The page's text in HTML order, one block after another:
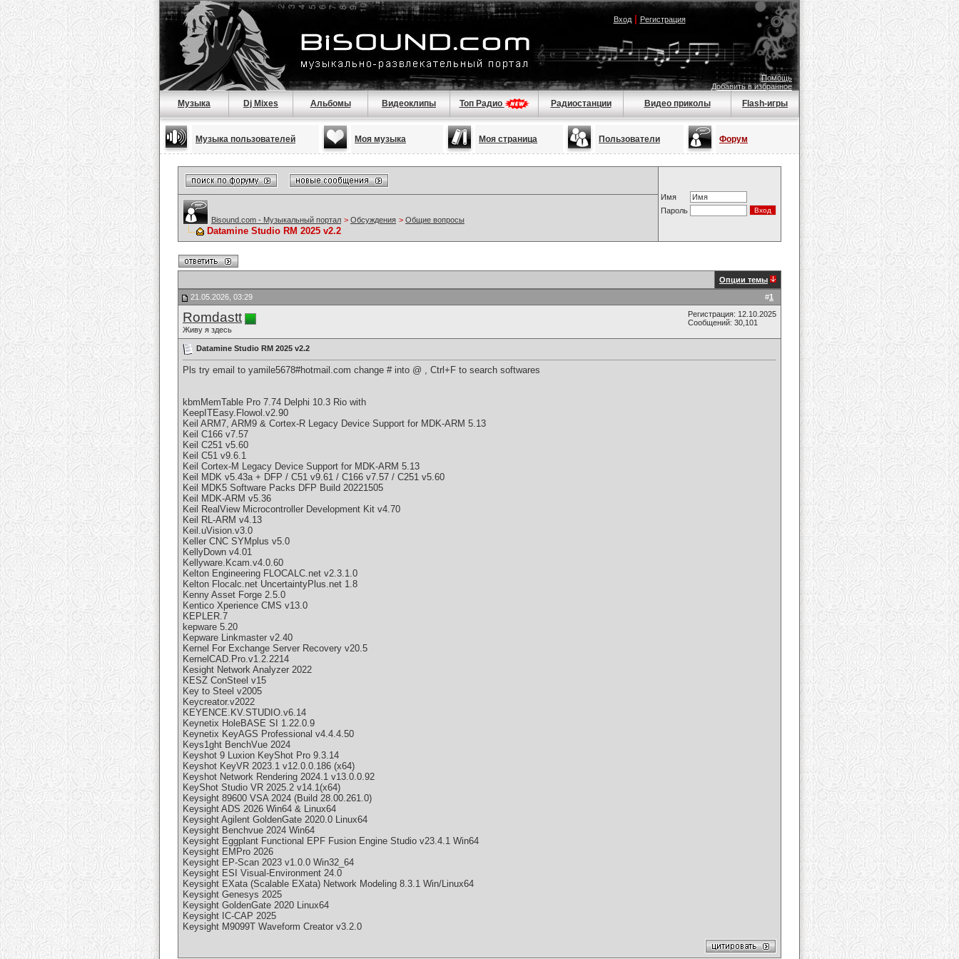
Вход| Регистрация
Помощь
Добавить в избранное
Музыка Dj Mixes Альбомы Видеоклипы Топ Радио Радиостанции Видео приколы Flash-игры
Музыка пользователей Моя музыка Моя страница Пользователи Форум
Имя
Пароль
Bisound.com - Музыкальный портал > Обсуждения > Общие вопросы
Datamine Studio RM 2025 v2.2
Опции темы
#1
21.05.2026, 03:29
Romdastt
Живу я здесь
Регистрация: 12.10.2025
Сообщений: 30,101
Datamine Studio RM 2025 v2.2
Pls try email to yamile5678#hotmail.com change # into @ , Ctrl+F to search softwares
kbmMemTable Pro 7.74 Delphi 10.3 Rio with
KeepITEasy.Flowol.v2.90
Keil ARM7, ARM9 & Cortex-R Legacy Device Support for MDK-ARM 5.13
Keil C166 v7.57
Keil C251 v5.60
Keil C51 v9.6.1
Keil Cortex-M Legacy Device Support for MDK-ARM 5.13
Keil MDK v5.43a + DFP / C51 v9.61 / C166 v7.57 / C251 v5.60
Keil MDK5 Software Packs DFP Build 20221505
Keil MDK-ARM v5.36
Keil RealView Microcontroller Development Kit v4.70
Keil RL-ARM v4.13
Keil.uVision.v3.0
Keller CNC SYMplus v5.0
KellyDown v4.01
Kellyware.Kcam.v4.0.60
Kelton Engineering FLOCALC.net v2.3.1.0
Kelton Flocalc.net UncertaintyPlus.net 1.8
Kenny Asset Forge 2.5.0
Kentico Xperience CMS v13.0
KEPLER.7
kepware 5.20
Kepware Linkmaster v2.40
Kernel For Exchange Server Recovery v20.5
KernelCAD.Pro.v1.2.2214
Kesight Network Analyzer 2022
KESZ ConSteel v15
Key to Steel v2005
Keycreator.v2022
KEYENCE.KV.STUDIO.v6.14
Keynetix HoleBASE SI 1.22.0.9
Keynetix KeyAGS Professional v4.4.4.50
Keys1ght BenchVue 2024
Keyshot 9 Luxion KeyShot Pro 9.3.14
Keyshot KeyVR 2023.1 v12.0.0.186 (x64)
Keyshot Network Rendering 2024.1 v13.0.0.92
KeyShot Studio VR 2025.2 v14.1(x64)
Keysight 89600 VSA 2024 (Build 28.00.261.0)
Keysight ADS 2026 Win64 & Linux64
Keysight Agilent GoldenGate 2020.0 Linux64
Keysight Benchvue 2024 Win64
Keysight Eggplant Functional EPF Fusion Engine Studio v23.4.1 Win64
Keysight EMPro 2026
Keysight EP-Scan 2023 v1.0.0 Win32_64
Keysight ESI Visual-Environment 24.0
Keysight EXata (Scalable EXata) Network Modeling 8.3.1 Win/Linux64
Keysight Genesys 2025
Keysight GoldenGate 2020 Linux64
Keysight IC-CAP 2025
Keysight M9099T Waveform Creator v3.2.0